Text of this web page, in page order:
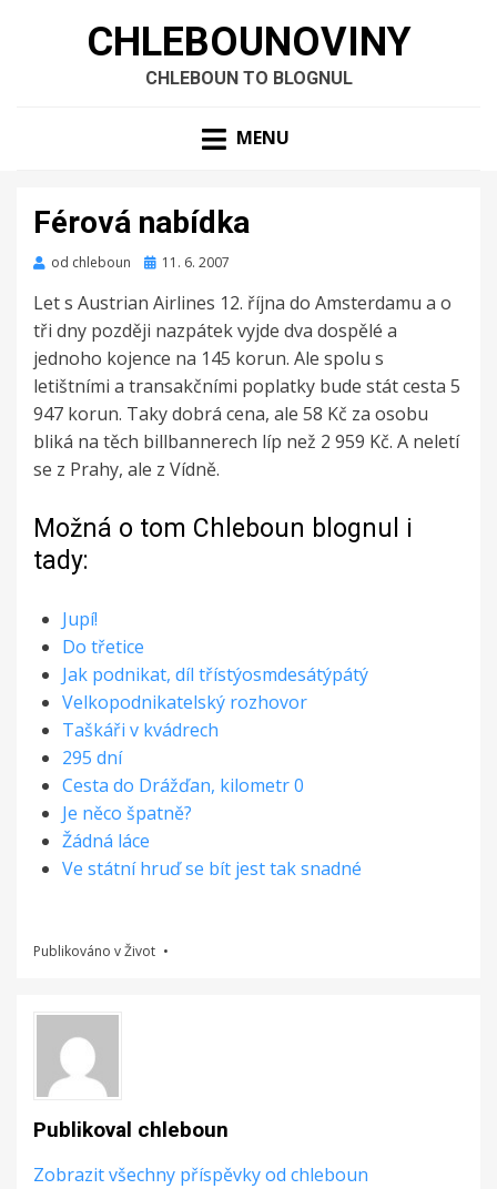
CHLEBOUNOVINY
CHLEBOUN TO BLOGNUL
MENU
Férová nabídka
od chleboun
Zveřejněno
11. 6. 2007
Let s Austrian Airlines 12. října do Amsterdamu a o
tři dny později nazpátek vyjde dva dospělé a
jednoho kojence na 145 korun. Ale spolu s
letištními a transakčními poplatky bude stát cesta 5
947 korun. Taky dobrá cena, ale 58 Kč za osobu
bliká na těch billbannerech líp než 2 959 Kč. A neletí
se z Prahy, ale z Vídně.
Možná o tom Chleboun blognul i
tady:
Jupí!
Do třetice
Jak podnikat, díl třístýosmdesátýpátý
Velkopodnikatelský rozhovor
Taškáři v kvádrech
295 dní
Cesta do Drážďan, kilometr 0
Je něco špatně?
Žádná láce
Ve státní hruď se bít jest tak snadné
Publikováno vŽivot
Publikoval chleboun
Zobrazit všechny příspěvky od chleboun